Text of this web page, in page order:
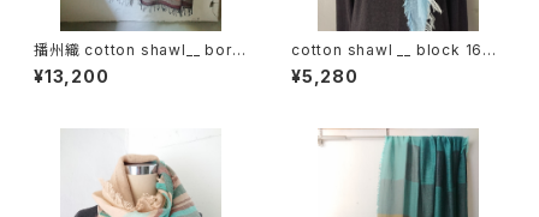
播州織 cotton shawl__ bord
er 220-120 火輪GK
¥13,200
cotton shawl __ block 160
昊天w
¥5,280